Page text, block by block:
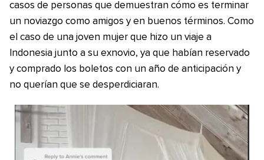
casos de personas que demuestran cómo es terminar
un noviazgo como amigos y en buenos términos. Como
el caso de una joven mujer que hizo un viaje a
Indonesia junto a su exnovio, ya que habían reservado
y comprado los boletos con un año de anticipación y
no querían que se desperdiciaran.